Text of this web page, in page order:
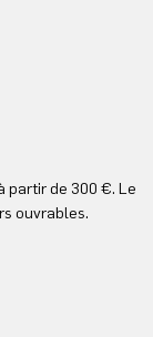
partir de 300 €. Le
ouvrables.